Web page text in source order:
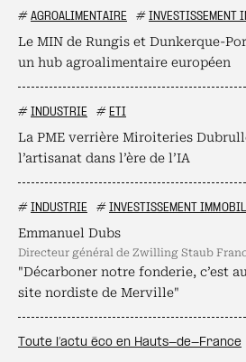
# AGROALIMENTAIRE # INVESTISSEMENT
Le MIN de Rungis et Dunkerque-
un hub agroalimentaire européen
# INDUSTRIE # ETI
La PME verrière Miroiteries
l’artisanat dans l’ère de l’IA
# INDUSTRIE # INVESTISSEMENT
Emmanuel Dubs
directeur général de Zwilling Staub
"Décarboner notre fonderie, c’est
site nordiste de Merville"
Toute l’actu éco en Hauts-de-France